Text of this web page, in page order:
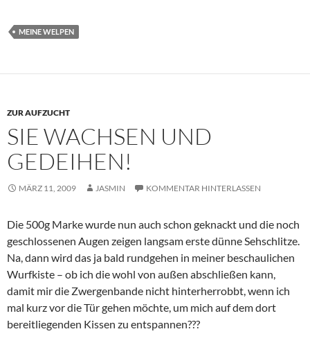
MEINE WELPEN
ZUR AUFZUCHT
SIE WACHSEN UND
GEDEIHEN!
MÄRZ 11, 2009 JASMIN KOMMENTAR HINTERLASSEN
Die 500g Marke wurde nun auch schon geknackt und die noch
geschlossenen Augen zeigen langsam erste dünne Sehschlitze.
Na, dann wird das ja bald rundgehen in meiner beschaulichen
Wurfkiste – ob ich die wohl von außen abschließen kann,
damit mir die Zwergenbande nicht hinterherrobbt, wenn ich
mal kurz vor die Tür gehen möchte, um mich auf dem dort
bereitliegenden Kissen zu entspannen???